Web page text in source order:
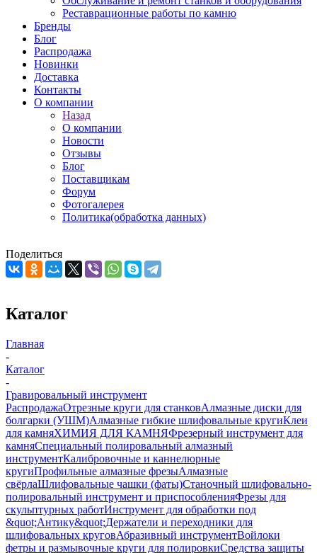
Реставрационные работы по камню
Бренды
Блог
Распродажа
Новинки
Доставка
Контакты
О компании
Назад
О компании
Новости
Отзывы
Блог
Поставщикам
Форум
Фотогалерея
Политика(обработка данных)
Поделиться
Каталог
Главная
-
Каталог
-
Гравировальный инструмент
РаспродажаОтрезные круги для станковАлмазные диски для
болгарки (УШМ)Алмазные гибкие шлифовальные кругиКлеи
для камняХИМИЯ ДЛЯ КАМНЯФрезерный инструмент для
камняСпециальный полировальный алмазный
инструментКалибровочные и каннелюрные
кругиПрофильные алмазные фрезыАлмазные
свёрлаШлифовальные чашки (фаты)Станочный шлифовально-
полировальный инструмент и приспособленияФрезы для
скульптурных работИнструмент для обработки под
&quot;Антику&quot;Держатели и переходники для
шлифовальных круговАбразивный инструментВойлоки
фетры и размывочные круги для полировкиСредства защиты